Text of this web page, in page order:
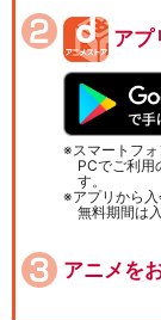
アプ
スマートフ
PCでご利用
す。
アプリから
無料期間は
アニメを